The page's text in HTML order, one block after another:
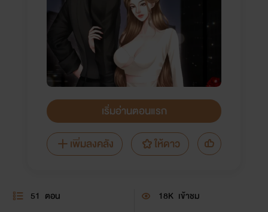
เริ่มอ่านตอนแรก
เพิ่มลงคลัง
ให้ดาว
51 ตอน 18K เข้าชม